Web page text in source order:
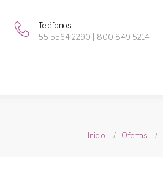
Teléfonos
55 5564 2290
800 849 5214
Inicio Ofertas